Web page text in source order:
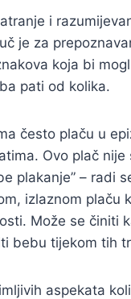
i
je za
koja bi
pati od kolika.
često plaču u
Ovo plač nije
plakanje” – radi
izlaznom plaču
Može se činiti
bebu tijekom tih
aspekata